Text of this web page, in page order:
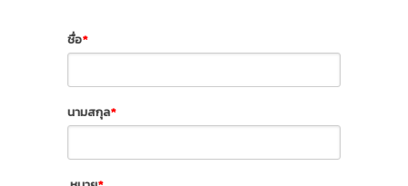
ชื่อ*
นามสกุล*